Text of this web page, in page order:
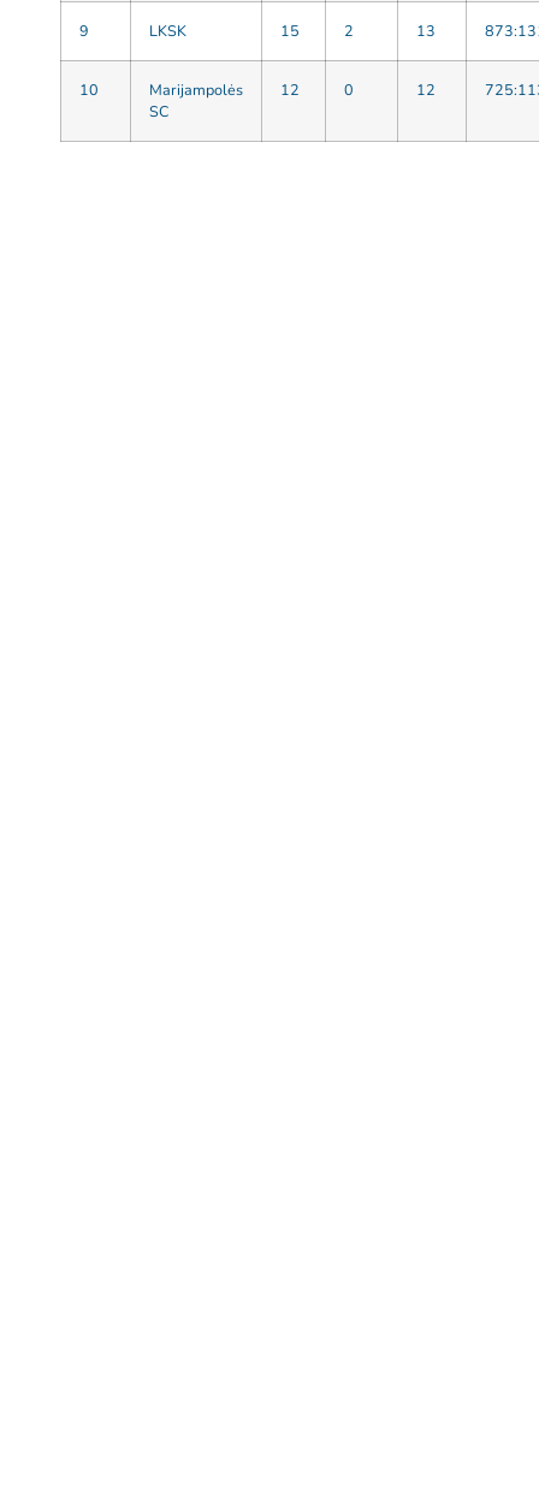
9 LKSK 15 2 13
10
Marijampolės
SC
12 0 12